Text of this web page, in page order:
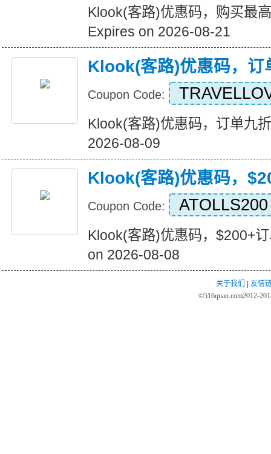
Klook(客路)优惠码，购买最
Expires on 2026-08-21
Klook(客路)优惠码，订
Coupon Code:
Klook(客路)优惠码，订单九
2026-08-09
Klook(客路)优惠码，
Coupon Code: ATOLLS200
Klook(客路)优惠码，$200+
on 2026-08-08
关于我们
友情
©516quan.com2012-